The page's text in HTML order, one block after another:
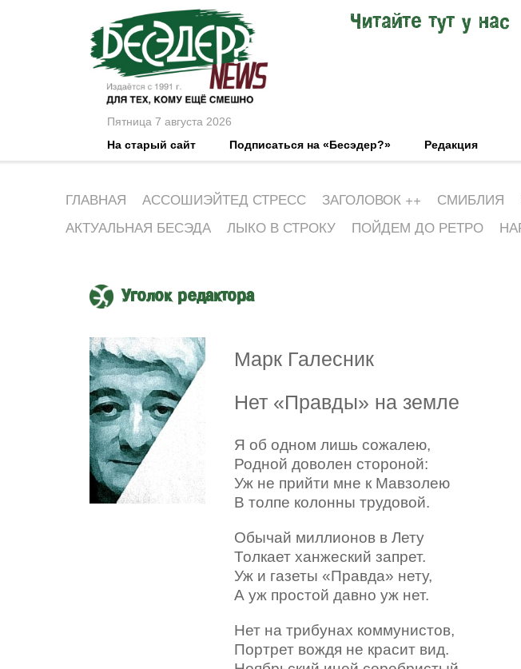
Пятница 7 августа 2026
Читайте тут у нас
На старый сайт Подписаться на «Бесэдер?» Редакция
ГЛАВНАЯ АССОШИЭЙТЕД СТРЕСС ЗАГОЛОВОК ++ СМИБЛИЯ
АКТУАЛЬНАЯ БЕСЭДА
ЛЫКО В СТРОКУ ПОЙДЕМ ДО РЕТРО
Уголок редактора
Марк Галесник
Нет «Правды» на земле
Я об одном лишь сожалею,
Родной доволен стороной:
Уж не прийти мне к Мавзолею
В толпе колонны трудовой.
Обычай миллионов в Лету
Толкает ханжеский запрет.
Уж и газеты «Правда» нету,
А уж простой давно уж нет.
Нет на трибунах коммунистов,
Портрет вождя не красит вид.